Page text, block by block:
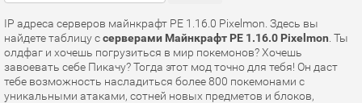
IP адреса серверов майнкрафт PE 1.16.0 Pixelmon. Здесь вы
найдете таблицу ссерверами Майнкрафт PE 1.16.0 Pixelmon . Ты
олдфаг и хочешь погрузиться в мир покемонов? Хочешь
завоевать себе Пикачу? Тогда этот мод точно для тебя! Он даст
тебе возможность насладиться более 800 покемонами с
уникальными атаками, сотней новых предметов и блоков,